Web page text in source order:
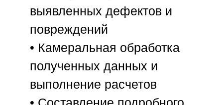
выявленных дефектов и
повреждений
• Камеральная обработка
полученных данных и
выполнение расчетов